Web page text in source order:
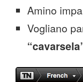
Amino
Vogliano